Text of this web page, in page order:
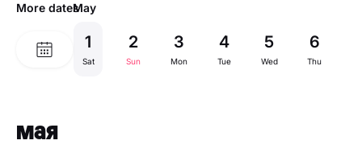
More datesMay
1
Sat
2
Sun
3
Mon
4
Tue
5
Wed
6
Thu
мая